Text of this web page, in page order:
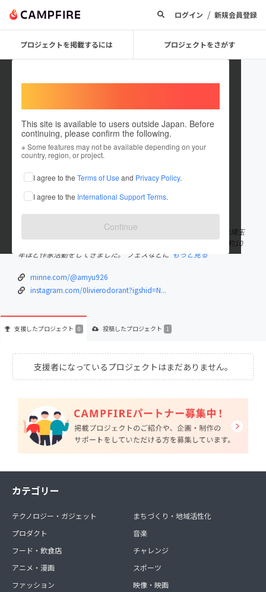
ログイン / 新規会員登録
プロジェクトを掲載するには プロジェクトをさがす
This site is available to users outside Japan. Before
continuing, please confirm the following.
※ Some features may not be available depending on your
country, region, or project.
I agree to the Terms of Use and Privacy Policy.
I agree to the International Support Terms.
Continue
amiamiamy
これまでに1件のプロジェクトを投稿しています
在住国：日本 現在地：東京都
出身国：日本 出身地：埼玉県
はじめまして、ハンドメイド作家のamiと申します。 ★長崎生まれ埼玉
育ち ★雑貨が好きで、雑貨屋さんで勤務していました。 これまで約10
年ほど作家活動をしてきました。 フェスなどに もっと見る
minne.com/@amyu926
instagram.com/0livierodorant?igshid=N...
支援したプロジェクト 0 投稿したプロジェクト 1
支援者になっているプロジェクトはまだありません。
カテゴリー
テクノロジー・ガジェット
プロダクト
フード・飲食店
アニメ・漫画
ファッション
まちづくり・地域活性化
音楽
チャレンジ
スポーツ
映像・映画